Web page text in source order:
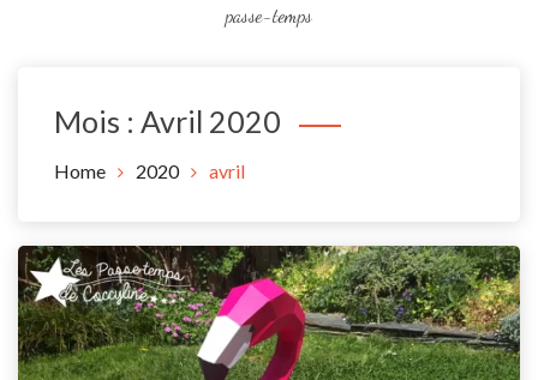
passe-temps
Mois : Avril 2020
Home 2020 avril